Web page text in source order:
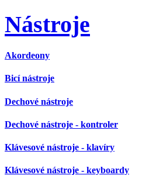
Nástroje
Akordeony
Bicí nástroje
Dechové nástroje
Dechové nástroje - kontroler
Klávesové nástroje - klavíry
Klávesové nástroje - keyboardy